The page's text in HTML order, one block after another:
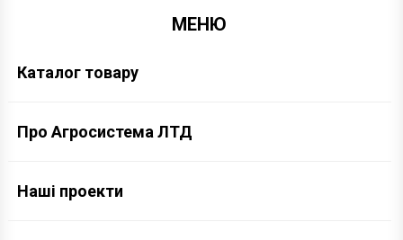
МЕНЮ
Каталог товару
Про Агросистема ЛТД
Наші проекти